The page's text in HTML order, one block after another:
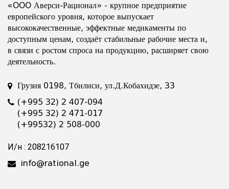
«OOO Аверси-Рационал» - крупное предприятие
европейского уровня, которое выпускает
высококачественные, эффектные медикаменты по
доступным ценам, создаёт стабильные рабочие места и,
в связи с ростом спроса на продукцию, расширяет свою
деятельность.
Грузия 0198, Тбилиси, ул.Д.Кобахидзе, 33
(+995 32) 2 407-094
(+995 32) 2 471-017
(+99532) 2 508-000
И/н : 208216107
info@rational.ge